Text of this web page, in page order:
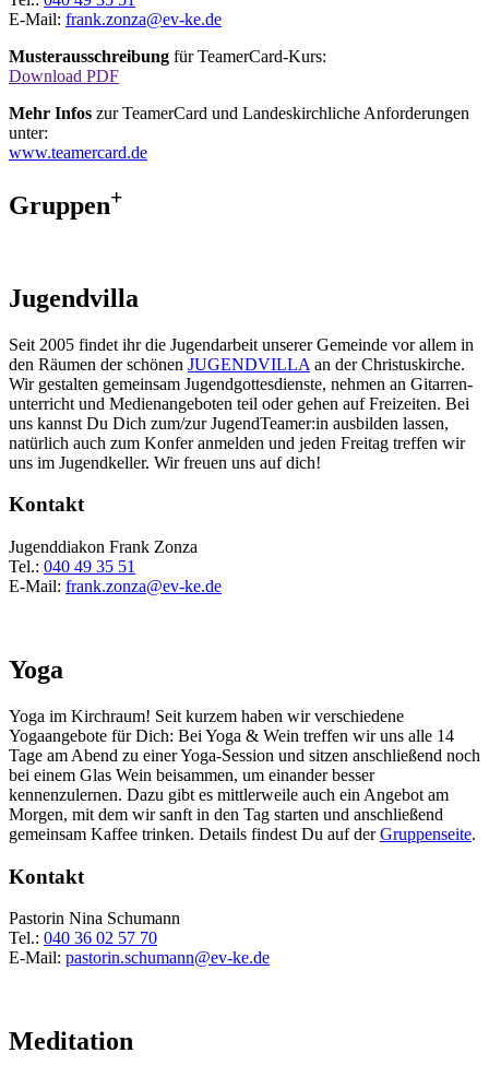
E-Mail: frank.zonza@ev-ke.de
Musterausschreibung für TeamerCard-Kurs:
Download PDF
Mehr Infos zur TeamerCard und Landeskirchliche Anforderungen
unter:
www.teamercard.de
Gruppen+
Jugendvilla
Seit 2005 findet ihr die Jugendarbeit unserer Gemeinde vor allem in
den Räumen der schönen JUGENDVILLA an der Christuskirche.
Wir gestalten gemeinsam Jugend­gottes­dienste, nehmen an Gitarren­
unterricht und Medien­angeboten teil oder gehen auf Freizeiten. Bei
uns kannst Du Dich zum/zur JugendTeamer:in ausbilden lassen,
natürlich auch zum Konfer anmelden und jeden Freitag treffen wir
uns im Jugendkeller. Wir freuen uns auf dich!
Kontakt
Jugenddiakon Frank Zonza
Tel.: 040 49 35 51
E-Mail: frank.zonza@ev-ke.de
Yoga
Yoga im Kirchraum! Seit kurzem haben wir verschiedene
Yogaangebote für Dich: Bei Yoga & Wein treffen wir uns alle 14
Tage am Abend zu einer Yoga-Session und sitzen anschließend noch
bei einem Glas Wein beisammen, um einander besser
kennenzulernen. Dazu gibt es mittlerweile auch ein Angebot am
Morgen, mit dem wir sanft in den Tag starten und anschließend
gemeinsam Kaffee trinken. Details findest Du auf derGruppenseite.
Kontakt
Pastorin Nina Schumann
Tel.: 040 36 02 57 70
E-Mail: pastorin.schumann@ev-ke.de
Meditation